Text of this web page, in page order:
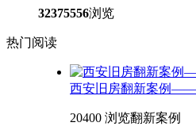
32375556浏览
热门阅读
西安旧房翻新案例——
20400 浏览翻新案例